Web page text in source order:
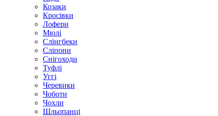
Козаки
Кросівки
Лофери
Мюлі
Слінгбеки
Сліпони
Снігоходи
Туфлі
Уггі
Черевики
Чоботи
Чохли
Шльопанці